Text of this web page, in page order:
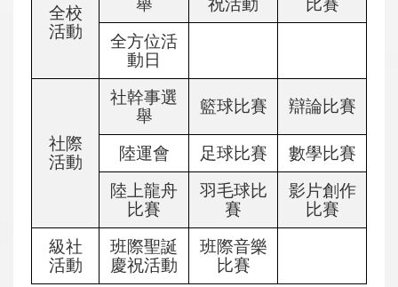
全校
活動
舉
祝活動
比賽
全方位活
動日
社際
活動
社幹事選
舉
籃球比賽 辯論比賽
陸運會 足球比賽
數學比賽
陸上龍舟
比賽
羽毛球比
賽
影片創作
比賽
級社
活動
班際聖誕
慶祝活動
班際音樂
比賽